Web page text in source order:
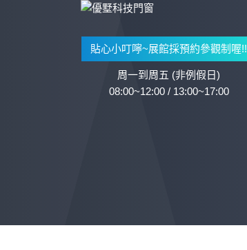
貼心小叮嚀~展館採預約參觀制喔!!
周一到周五 (非例假日)
08:00~12:00 / 13:00~17:00